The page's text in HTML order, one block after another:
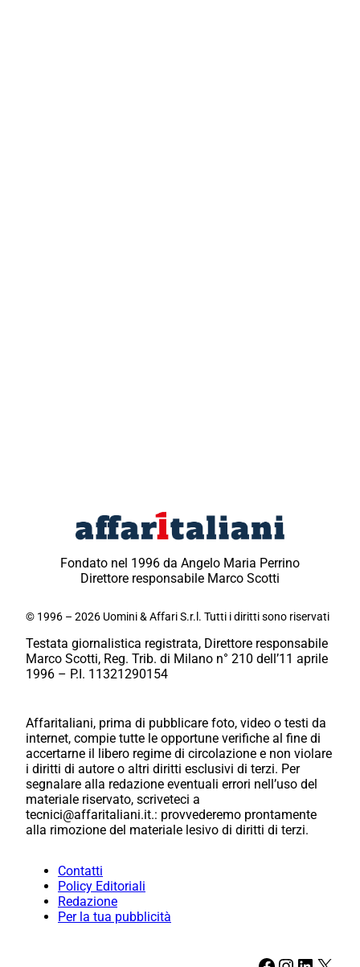
Fondato nel 1996 da Angelo Maria Perrino
Direttore responsabile Marco Scotti
© 1996 – 2026 Uomini & Affari S.r.l. Tutti i diritti sono riservati
Testata giornalistica registrata, Direttore responsabile
Marco Scotti, Reg. Trib. di Milano n° 210 dell’11 aprile
1996 – P.I. 11321290154
Affaritaliani, prima di pubblicare foto, video o testi da
internet, compie tutte le opportune verifiche al fine di
accertarne il libero regime di circolazione e non violare
i diritti di autore o altri diritti esclusivi di terzi. Per
segnalare alla redazione eventuali errori nell’uso del
materiale riservato, scriveteci a
tecnici@affaritaliani.it.: provvederemo prontamente
alla rimozione del materiale lesivo di diritti di terzi.
Contatti
Policy Editoriali
Redazione
Per la tua pubblicità